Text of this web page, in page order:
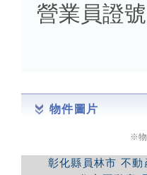
營業員證
物件圖片
※物
彰化縣員林市 不動